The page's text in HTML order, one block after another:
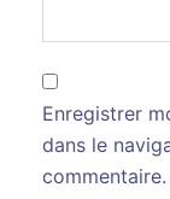
Enregistrer
dans le
commentaire.